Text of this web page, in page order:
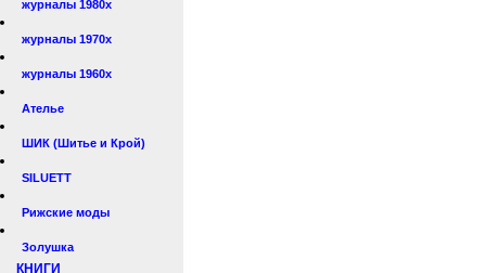
журналы 1980х
журналы 1970х
журналы 1960х
Ателье
ШИК (Шитье и Крой)
SILUETT
Рижские моды
Золушка
КНИГИ